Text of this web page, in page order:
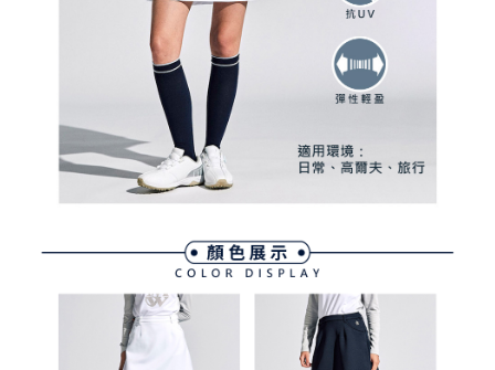
權轉讓予恩沛科技股份有限公司。
２．關於個人資料處理事宜，請瀏覽以下網址：
https://aftee.tw/terms/#terms3
３．未成年的使用者請事先徵得法定代理人或監護人之同意方可使用
「AFTEE先享後付」，若未經同意申辦者引起之損失，本公司不負相關責
４．使用「AFTEE先享後付」時，將依據個別帳號之用戶狀況，依本公司即
時審查核予不同之上限額度；若仍有額度不足之情形，本公司將視審查結果
請求用戶進行身份認證。
５．嚴禁一人註冊多個帳號或使用他人資訊註冊。若發現惡意使用之情形，
每筆NT$80，滿NT$2,000(含以上)免運費
每筆NT$80，滿NT$2,000(含以上)免運費
離島宅配
每筆NT$280，滿NT$2,000(含以上)免運費